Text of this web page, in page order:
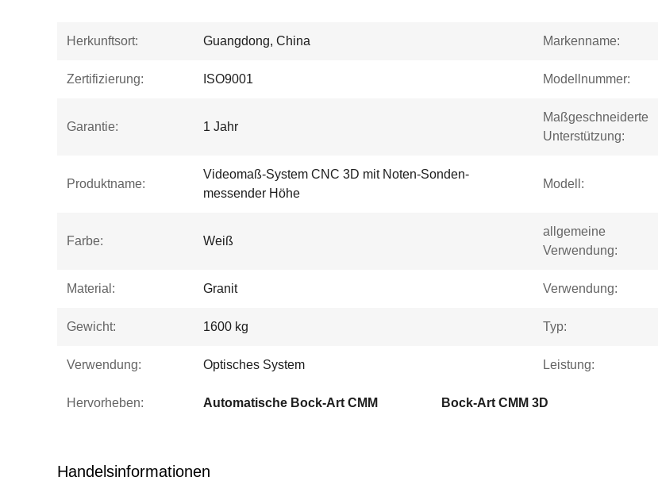
Herkunftsort: Guangdong, China Markenname:
Zertifizierung: ISO9001 Modellnummer:
Garantie: 1 Jahr
Maßgeschneiderte
Unterstützung:
Produktname:
Videomaß-System CNC 3D mit Noten-Sonden-
messender Höhe
Modell:
Farbe: Weiß
allgemeine
Verwendung:
Material: Granit Verwendung:
Gewicht: 1600 kg Typ:
Verwendung: Optisches System Leistung:
Hervorheben: Automatische Bock-Art CMM Bock-Art CMM 3D
Handelsinformationen